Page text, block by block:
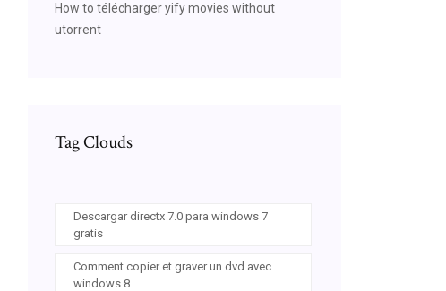
How to télécharger yify movies without
utorrent
Tag Clouds
Descargar directx 7.0 para windows 7
gratis
Comment copier et graver un dvd avec
windows 8